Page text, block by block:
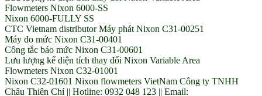
Flowmeters Nixon 6000-SS
Nixon 6000-FULLY SS
CTC Vietnam distributor Máy phát Nixon C31-00251
Máy đo mức Nixon C31-00401
Công tắc báo mức Nixon C31-00601
Lưu lượng kế diện tích thay đổi Nixon Variable Area
Flowmeters Nixon C32-01001
Nixon C32-01601 Nixon flowmeters VietNam Công ty TNHH
Châu Thiên Chí || Hotline: 0932 048 123 || Email: